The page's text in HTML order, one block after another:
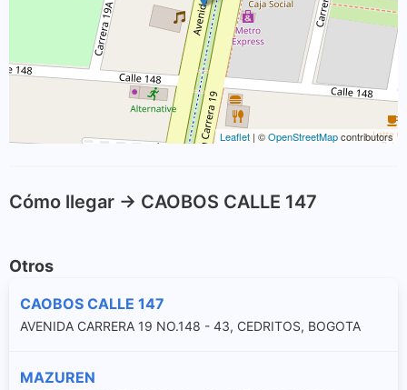
Leaflet | ©OpenStreetMapcontributors
Cómo llegar -> CAOBOS CALLE 147
Otros
CAOBOS CALLE 147
AVENIDA CARRERA 19 NO.148 - 43, CEDRITOS, BOGOTA
MAZUREN